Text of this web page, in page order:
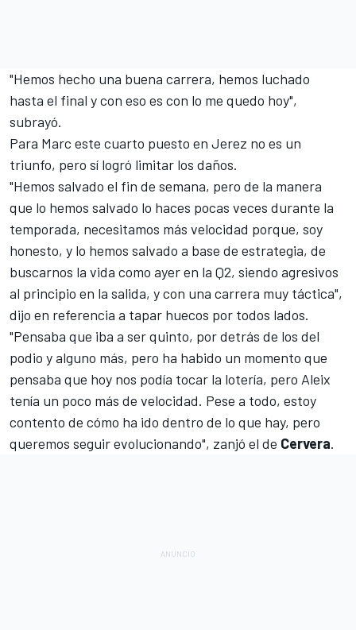
"Hemos hecho una buena carrera, hemos luchado
hasta el final y con eso es con lo me quedo hoy",
subrayó.
Para Marc este cuarto puesto en Jerez no es un
triunfo, pero sí logró limitar los daños.
"Hemos salvado el fin de semana, pero de la manera
que lo hemos salvado lo haces pocas veces durante la
temporada, necesitamos más velocidad porque, soy
honesto, y lo hemos salvado a base de estrategia, de
buscarnos la vida como ayer en la Q2, siendo agresivos
al principio en la salida, y con una carrera muy táctica",
dijo en referencia a tapar huecos por todos lados.
"Pensaba que iba a ser quinto, por detrás de los del
podio y alguno más, pero ha habido un momento que
pensaba que hoy nos podía tocar la lotería, pero Aleix
tenía un poco más de velocidad. Pese a todo, estoy
contento de cómo ha ido dentro de lo que hay, pero
queremos seguir evolucionando", zanjó el de Cervera.